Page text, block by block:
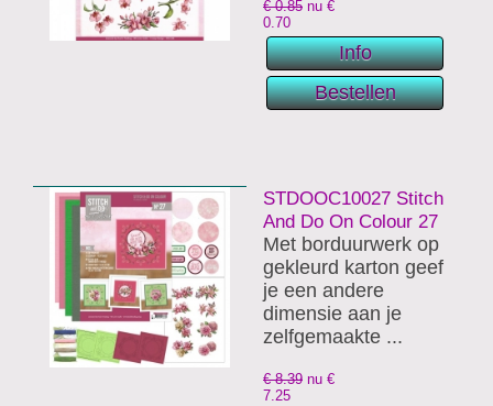
€ 0.85 nu €
0.70
STDOOC10027 Stitch
And Do On Colour 27
Met borduurwerk op
gekleurd karton geef
je een andere
dimensie aan je
zelfgemaakte ...
€ 8.39 nu €
7.25